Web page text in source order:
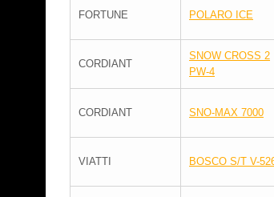
FORTUNE POLARO ICE
CORDIANT
SNOW CROSS 2
PW-4
CORDIANT SNO-MAX 7000
VIATTI BOSCO S/T V-